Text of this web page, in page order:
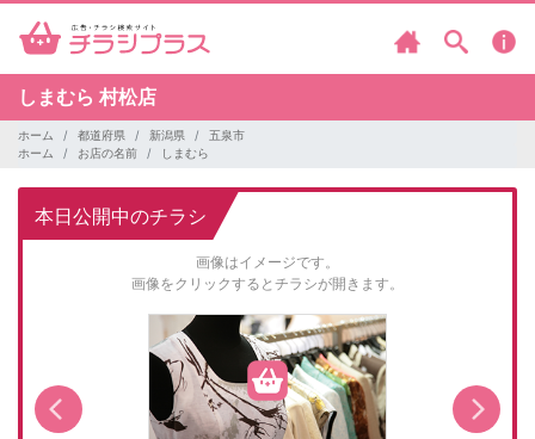
しまむら 村松店
ホーム 都道府県 新潟県
五泉市
ホーム
お店の名前 しまむら
本日公開中のチラシ
画像はイメージです。
画像をクリックするとチラシが開きます。